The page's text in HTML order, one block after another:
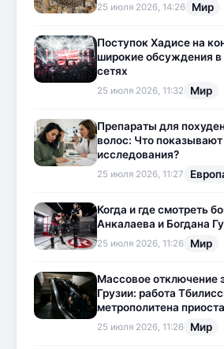
25 июля 2026, 14:26 Мир
Поступок Хадисе на
широкие обсуждения
сетях
25 июля 2026, 11:32 Мир
Препараты для
волос: Что
исследования?
25 июля 2026, 11:27
Когда и где смотреть
Анкалаева и Богдана
25 июля 2026, 11:26 Мир
Массовое отключение
Грузии: работа
метрополитена
25 июля 2026, 11:26 Мир